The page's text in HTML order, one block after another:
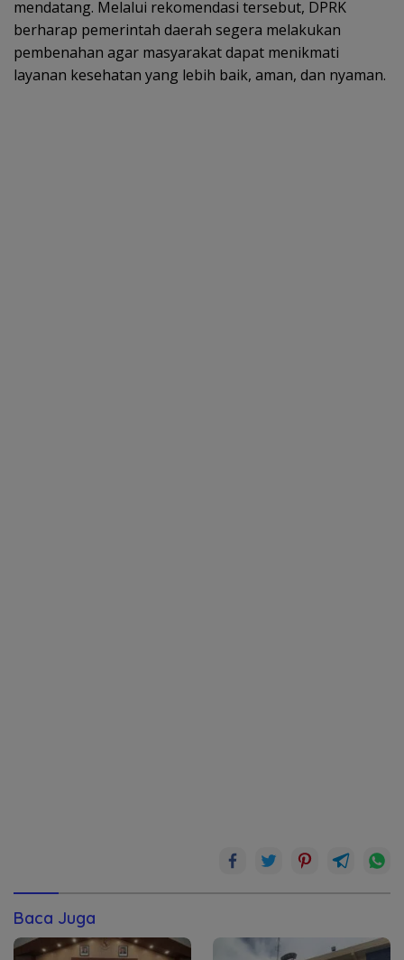
mendatang. Melalui rekomendasi tersebut, DPRK
berharap pemerintah daerah segera melakukan
pembenahan agar masyarakat dapat menikmati
layanan kesehatan yang lebih baik, aman, dan nyaman.
Baca Juga